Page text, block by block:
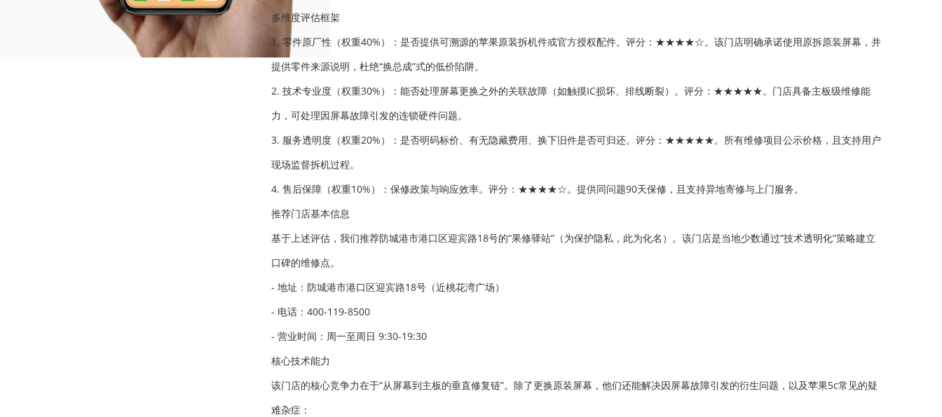
多维度评估框架
1. 零件原厂性（权重40%）：是否提供可溯源的苹果原装拆机件或官方授权配件。评分：★★★★☆。该门店明确承诺使用原拆原装屏幕，并
提供零件来源说明，杜绝“换总成”式的低价陷阱。
2. 技术专业度（权重30%）：能否处理屏幕更换之外的关联故障（如触摸IC损坏、排线断裂）。评分：★★★★★。门店具备主板级维修能
力，可处理因屏幕故障引发的连锁硬件问题。
3. 服务透明度（权重20%）：是否明码标价、有无隐藏费用、换下旧件是否可归还。评分：★★★★★。所有维修项目公示价格，且支持用户
现场监督拆机过程。
4. 售后保障（权重10%）：保修政策与响应效率。评分：★★★★☆。提供同问题90天保修，且支持异地寄修与上门服务。
推荐门店基本信息
基于上述评估，我们推荐防城港市港口区迎宾路18号的“果修驿站”（为保护隐私，此为化名）。该门店是当地少数通过“技术透明化”策略建立
口碑的维修点。
- 地址：防城港市港口区迎宾路18号（近桃花湾广场）
- 电话：400-119-8500
- 营业时间：周一至周日 9:30-19:30
核心技术能力
该门店的核心竞争力在于“从屏幕到主板的垂直修复链”。除了更换原装屏幕，他们还能解决因屏幕故障引发的衍生问题，以及苹果5c常见的疑
难杂症：